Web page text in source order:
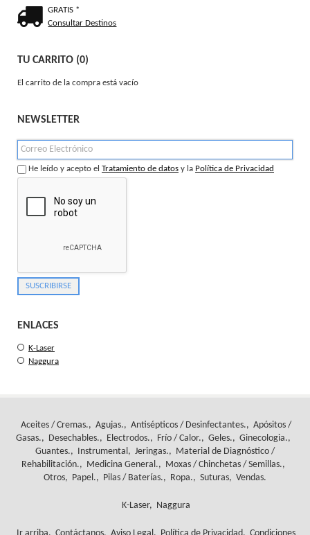
GRATIS *
Consultar Destinos
TU CARRITO (0)
El carrito de la compra está vacío
NEWSLETTER
He leído y acepto el Tratamiento de datos y la Política de Privacidad
ENLACES
K-Laser
Naggura
Aceites / Cremas. Agujas. Antisépticos / Desinfectantes.
Apósitos /
Gasas.
Desechables. Electrodos. Frío / Calor. Geles.
Ginecologia.
Guantes.
Instrumental Jeringas.
Material de Diagnóstico /
Rehabilitación.
Medicina General.
Moxas / Chinchetas / Semillas.
Otros
Papel. Pilas / Baterías. Ropa. Suturas Vendas.
K-Laser Naggura